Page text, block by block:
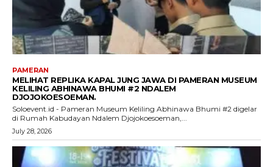
PAMERAN
MELIHAT REPLIKA KAPAL JUNG JAWA DI PAMERAN MUSEUM
KELILING ABHINAWA BHUMI #2 NDALEM
DJOJOKOESOEMAN.
Soloevent.id - Pameran Museum Keliling Abhinawa Bhumi #2 digelar
di Rumah Kabudayan Ndalem Djojokoesoeman,...
July 28, 2026